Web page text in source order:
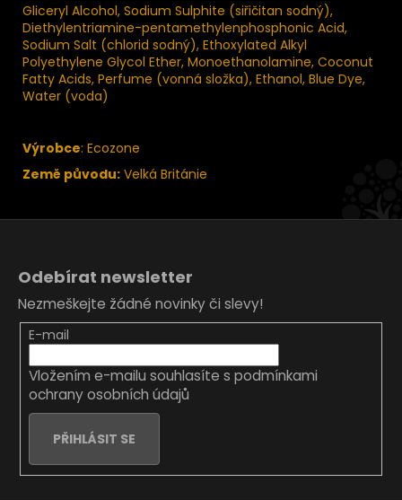
Gliceryl Alcohol, Sodium Sulphite (siřičitan sodný),
Diethylentriamine-pentamethylenphosphonic Acid,
Sodium Salt (chlorid sodný), Ethoxylated Alkyl
Polyethylene Glycol Ether, Monoethanolamine, Coconut
Fatty Acids, Perfume (vonná složka), Ethanol, Blue Dye,
Water (voda)
Výrobce: Ecozone
Země původu: Velká Británie
Odebírat newsletter
Nezmeškejte žádné novinky či slevy!
E-mail
Vložením e-mailu souhlasíte s podmínkami
ochrany osobních údajů
PŘIHLÁSIT SE